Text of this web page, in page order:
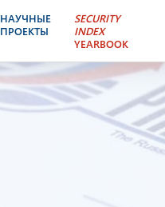
НАУЧНЫЕ
ПРОЕКТЫ
SECURITY
INDEX
YEARBOOK